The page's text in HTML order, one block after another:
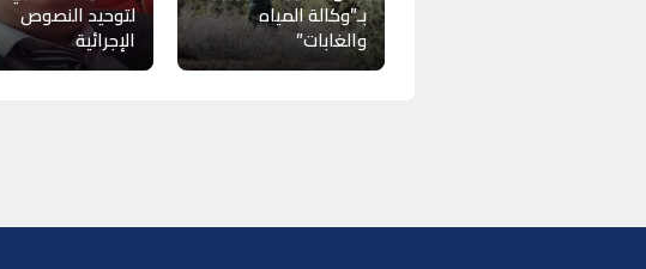
بـ”وكالة المياه
والغابات”
لتوحيد النصوص
الإجرائية